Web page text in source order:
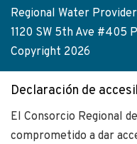
Regional Water
1120 SW 5th Ave #405
Copyright 2026
Declaración de
El Consorcio Regional
comprometido a dar